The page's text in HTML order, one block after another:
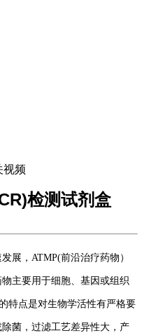
视频
检测试剂盒
展，ATMP(前沿治疗药物）
主要用于细胞、基因或组织
特点是对生物学活性有严格要
菌，过滤工艺差异性大，产